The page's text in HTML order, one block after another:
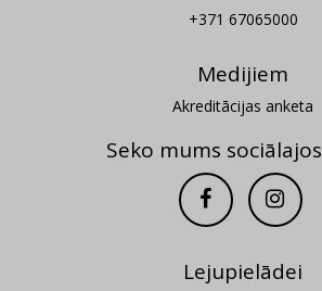
+371 67065000
Medijiem
Akreditācijas anketa
Seko mums
Lejupielādei